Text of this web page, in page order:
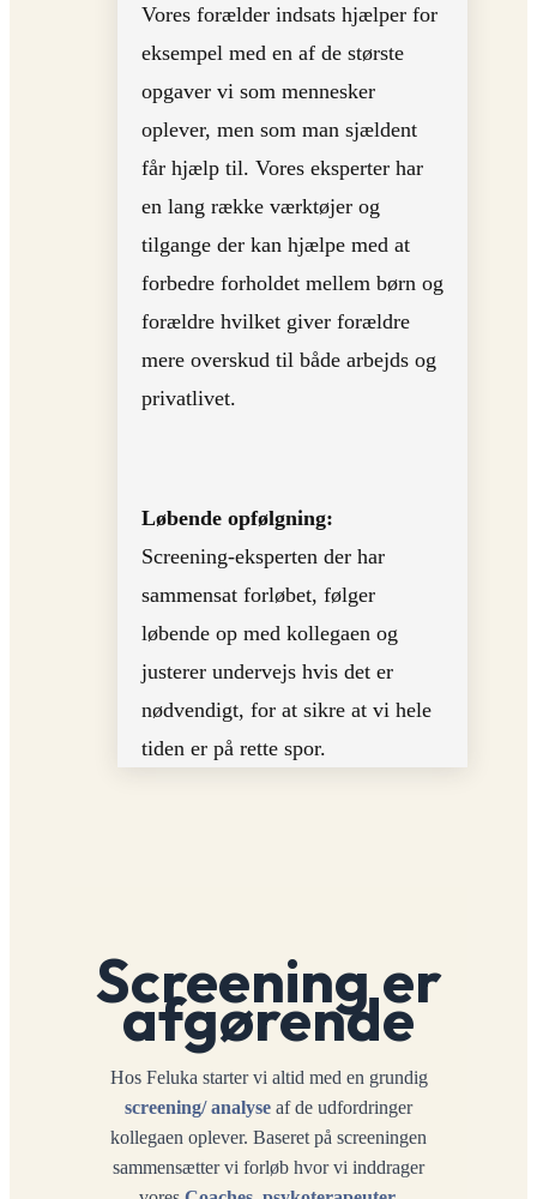
Vores forælder indsats hjælper for
eksempel med en af de største
opgaver vi som mennesker
oplever, men som man sjældent
får hjælp til. Vores eksperter har
en lang række værktøjer og
tilgange der kan hjælpe med at
forbedre forholdet mellem børn og
forældre hvilket giver forældre
mere overskud til både arbejds og
privatlivet.
Løbende opfølgning:
Screening-eksperten der har
sammensat forløbet, følger
løbende op med kollegaen og
justerer undervejs hvis det er
nødvendigt, for at sikre at vi hele
tiden er på rette spor.
Screening er
afgørende
Hos Feluka starter vi altid med en grundig
screening/ analyse af de udfordringer
kollegaen oplever. Baseret på screeningen
sammensætter vi forløb hvor vi inddrager